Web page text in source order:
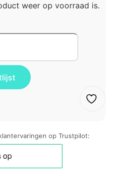
weer op voorraad is.
op Trustpilot: